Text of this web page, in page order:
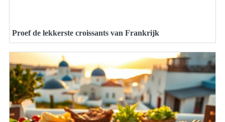
Proef de lekkerste croissants van Frankrijk